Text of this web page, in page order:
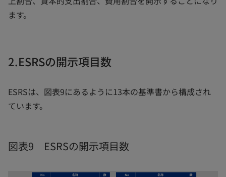
ます。
2.ESRSの開示項目数
ESRSは、図表9にあるように13本の基準書から構成され
ています。
図表9 ESRSの開示項目数